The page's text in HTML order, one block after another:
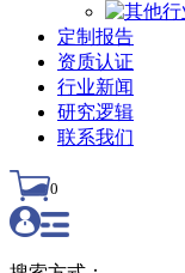
定制报告
资质认证
行业新闻
研究逻辑
联系我们
0